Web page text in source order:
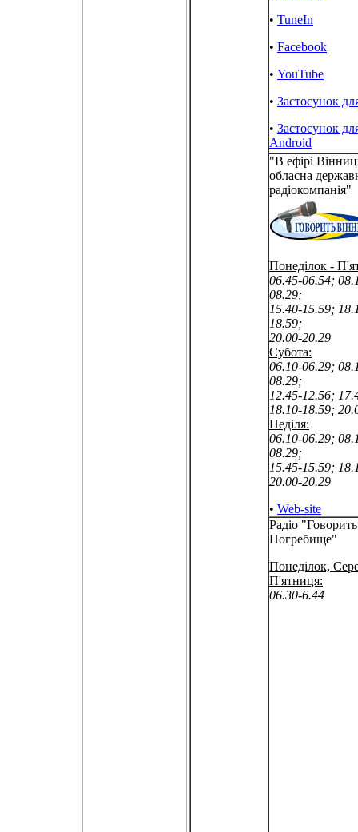
• TuneIn
• Facebook
• YouTube
• Застосунок
• Застосунок
Android
"В ефірі
обласна
радіокомпанія"
Понеділок -
06.45-06.54;
08.29;
15.40-15.59;
18.59;
20.00-20.29
Субота:
06.10-06.29;
08.29;
12.45-12.56;
18.10-18.59;
Неділя:
06.10-06.29;
08.29;
15.45-15.59;
20.00-20.29
• Web-site
Радіо "Говорить
Погребище"
Понеділок,
П'ятниця:
06.30-6.44